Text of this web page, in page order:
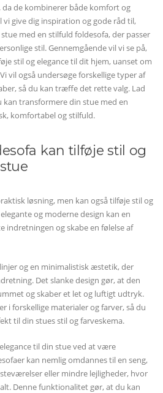
de kombinerer både komfort og
give dig inspiration og gode råd til,
med en stilfuld foldesofa, der passer
stil. Gennemgående vil vi se på,
stil og elegance til dit hjem, uanset om
vil også undersøge forskellige typer af
så du kan træffe det rette valg. Lad
kan transformere din stue med en
komfortabel og stilfuld.
kan tilføje stil og
løsning, men kan også tilføje stil og
og moderne design kan en
indretningen og skabe en følelse af
og en minimalistisk æstetik, der
Det slanke design gør, at den
og skaber et let og luftigt udtryk.
i forskellige materialer og farver, så du
til din stues stil og farveskema.
til din stue ved at være
kan nemlig omdannes til en seng,
eller mindre lejligheder, hvor
Denne funktionalitet gør, at du kan